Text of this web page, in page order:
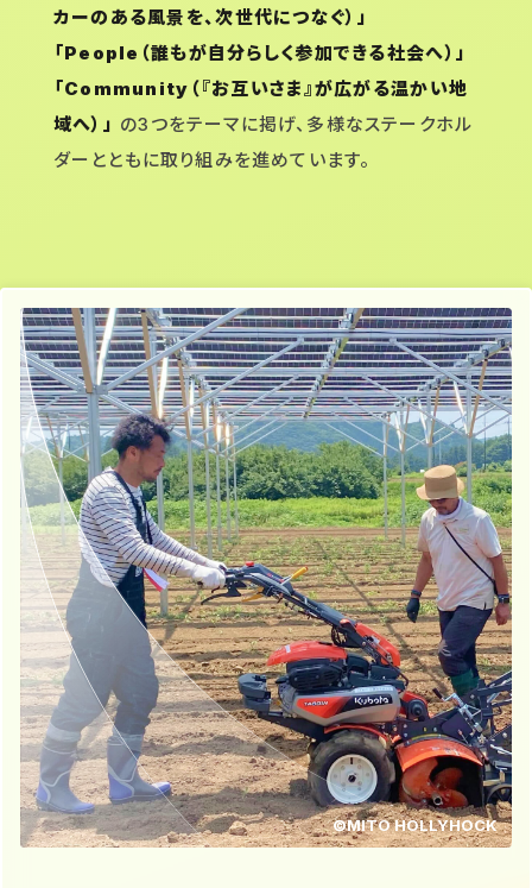
カーのある風景を、次世代につなぐ）」
「People（誰もが自分らしく参加できる社会へ）」
「Community（『お互いさま』が広がる温かい地
域へ）」 の3つをテーマに掲げ、多様なステークホル
ダーとともに取り組みを進めています。
©MITO HOLLYHOCK